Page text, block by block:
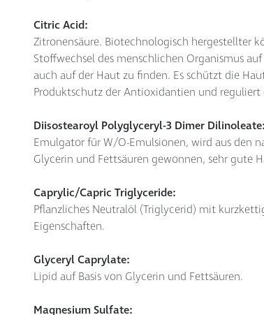
Citric Acid:
Zitronensäure. Biotechnologisch hergestellter
Stoffwechsel des menschlichen Organismus
auch auf der Haut zu finden. Es schützt die
Produktschutz der Antioxidantien und reguliert
Diisostearoyl Polyglyceryl-3 Dimer Dilinoleate:
Emulgator für W/O-Emulsionen, wird aus den
Glycerin und Fettsäuren gewonnen, sehr gute
Caprylic/Capric Triglyceride:
Pflanzliches Neutralöl (Triglycerid) mit
Eigenschaften.
Glyceryl Caprylate:
Lipid auf Basis von Glycerin und Fettsäuren.
Magnesium Sulfate: